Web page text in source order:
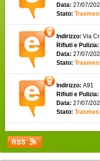
Data: 27/07/
Stato:
Indirizzo: Via
Rifiuti e Pulizia:
Data: 27/07/
Stato:
Indirizzo: A91
Rifiuti e Pulizia:
Data: 27/07/
Stato: